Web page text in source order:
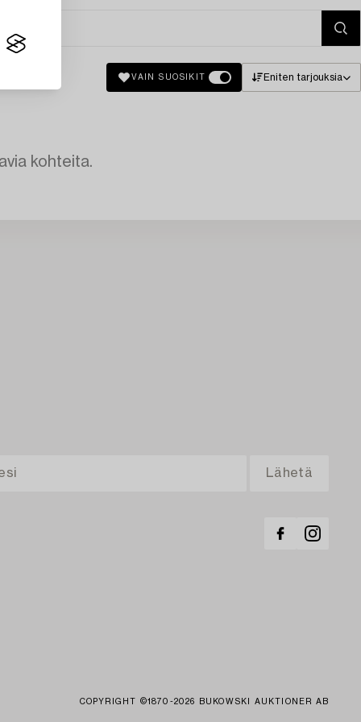
VAIN SUOSIKIT Eniten tarjouksia
kohteita.
COPYRIGHT ©1870-2026 BUKOWSKI AUKTIONER AB